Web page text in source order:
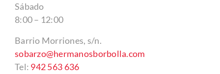
Sábado
8:00 – 12:00
Barrio Morriones, s/n.
sobarzo@hermanosborbolla.com
Tel: 942 563 636